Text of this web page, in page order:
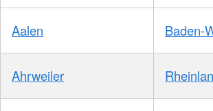
Aalen Baden-
Ahrweiler